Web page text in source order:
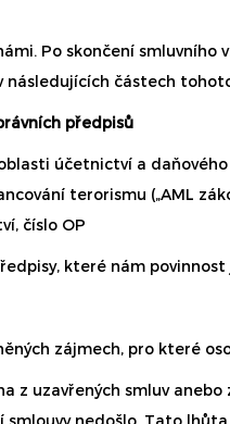
Po skončení smluvního
následujících částech
předpisů
účetnictví a
terorismu („AML
číslo OP
které nám
zájmech, pro které
z uzavřených smluv
nedošlo. Tato